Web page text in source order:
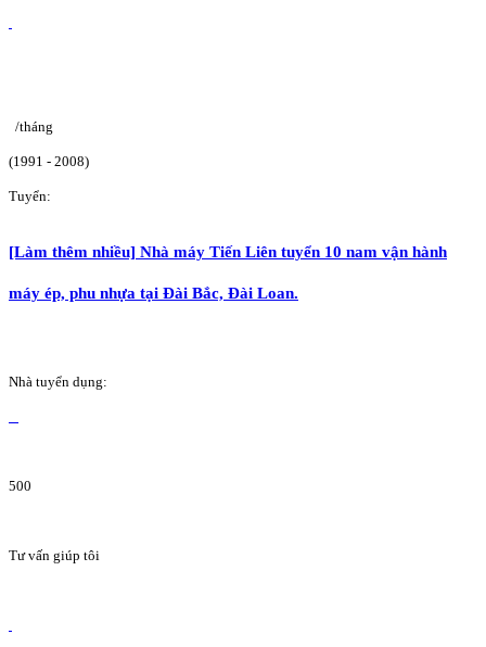
/tháng
(1991 - 2008)
Tuyển:
[Làm thêm nhiều] Nhà máy Tiến Liên tuyển 10 nam vận hành
máy ép, phu nhựa tại Đài Bắc, Đài Loan.
Nhà tuyển dụng:
500
Tư vấn giúp tôi